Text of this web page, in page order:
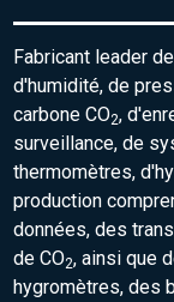
Fabricant leader
d'humidité, de
carbone CO2,
surveillance, de
thermomètres,
production
données, des
de CO2, ainsi que
hygromètres, des